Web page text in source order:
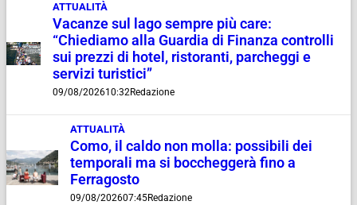
ATTUALITÀ
Vacanze sul lago sempre più care:
“Chiediamo alla Guardia di Finanza controlli
sui prezzi di hotel, ristoranti, parcheggi e
servizi turistici”
09/08/202610:32Redazione
ATTUALITÀ
Como, il caldo non molla: possibili dei
temporali ma si boccheggerà fino a
Ferragosto
09/08/202607:45Redazione